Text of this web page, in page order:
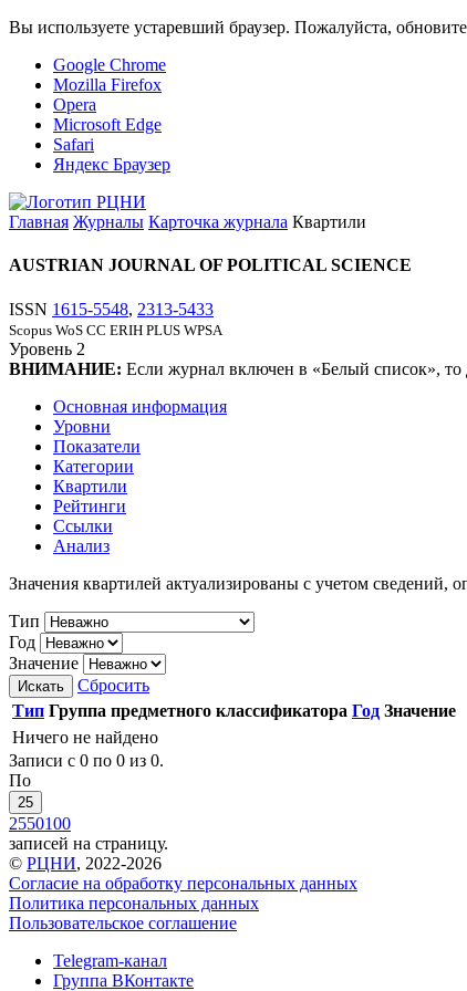
Вы используете устаревший браузер. Пожалуйста,
Google Chrome
Mozilla Firefox
Opera
Microsoft Edge
Safari
Яндекс Браузер
Главная Журналы Карточка журнала Квартили
AUSTRIAN JOURNAL OF POLITICAL SCIENCE
ISSN 1615-5548, 2313-5433
Scopus WoS CC ERIH PLUS WPSA
Уровень 2
ВНИМАНИЕ: Если журнал включен в «Белый список», то
Основная информация
Уровни
Показатели
Категории
Квартили
Рейтинги
Ссылки
Анализ
Значения квартилей актуализированы с учетом
Тип
Год
Значение
Искать
Сбросить
Тип Группа предметного классификатора Год Значение
Ничего не найдено
Записи с 0 по 0 из 0.
По
25
2550100
записей на страницу.
© РЦНИ, 2022-2026
Согласие на обработку персональных данных
Политика персональных данных
Пользовательское соглашение
Telegram-канал
Группа ВКонтакте